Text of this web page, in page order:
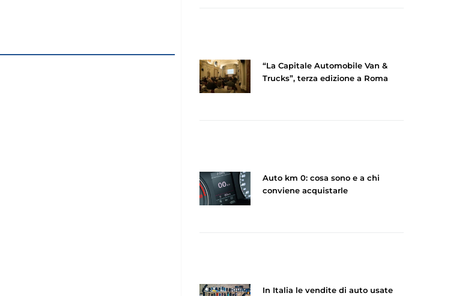
“La Capitale Automobile Van &
Trucks”, terza edizione a Roma
Auto km 0: cosa sono e a chi
conviene acquistarle
In Italia le vendite di auto usate